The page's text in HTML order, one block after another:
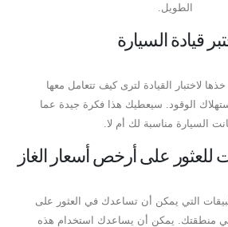
الطويل.
قيادة السيارة
لاختبار القيادة لترى كيف تتعامل معها
الوقود. سيعطيك هذا فكرة جيدة عما
السيارة مناسبة لك أم لا.
للعثور على أرخص أسعار الغاز
التي يمكن أن تساعدك في العثور على
منطقتك. يمكن أن يساعدك استخدام هذه